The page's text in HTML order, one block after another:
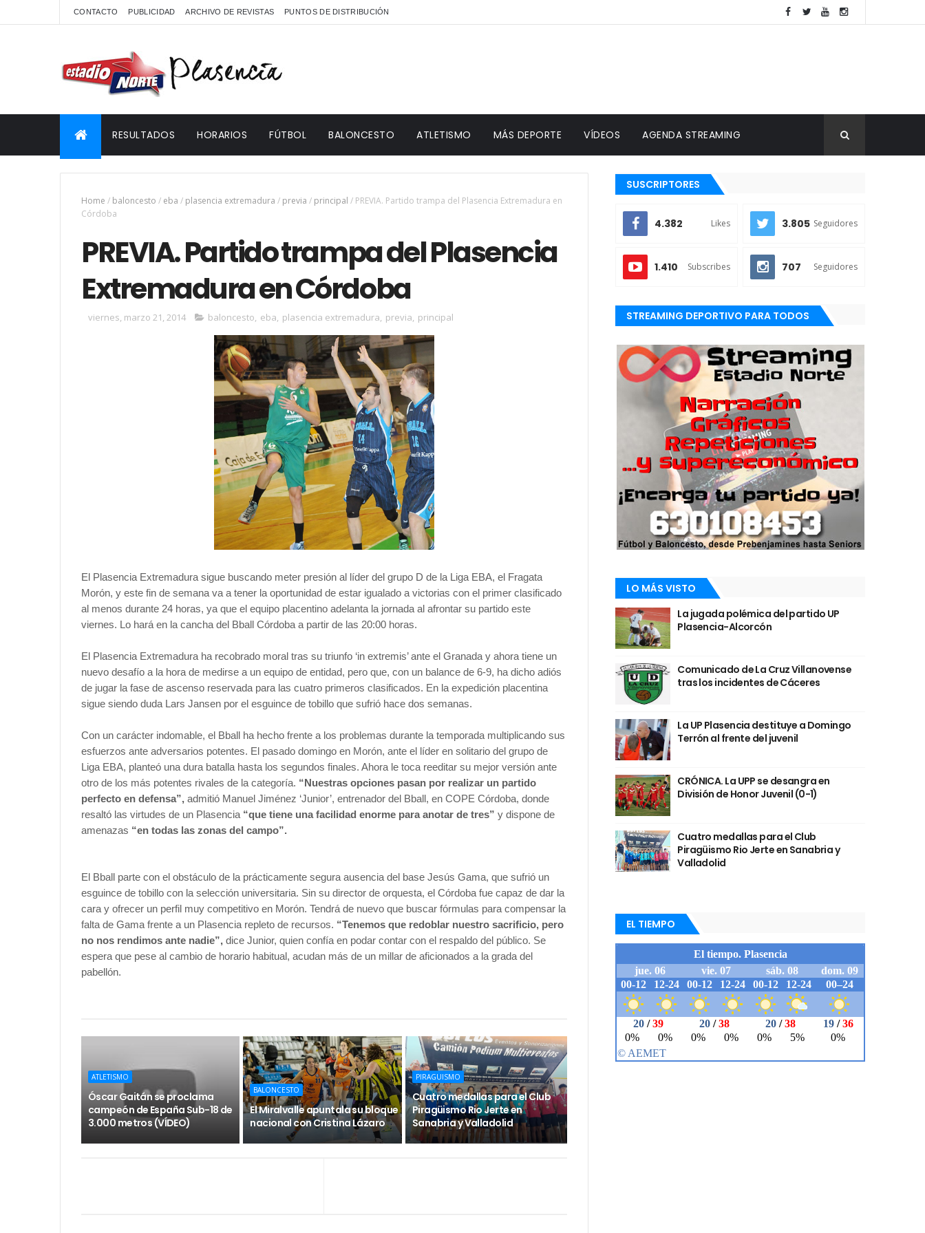
CONTACTO PUBLICIDAD ARCHIVO DE REVISTAS PUNTOS DE DISTRIBUCIÓN
RESULTADOS HORARIOS FÚTBOL BALONCESTO ATLETISMO MÁS DEPORTE VÍDEOS AGENDA STREAMING
Home / baloncesto / eba / plasencia extremadura / previa / principal / PREVIA. Partido trampa del Plasencia Extremadura en
Córdoba
PREVIA. Partido trampa del Plasencia
Extremadura en Córdoba
viernes, marzo 21, 2014 baloncesto, eba, plasencia extremadura, previa, principal
El Plasencia Extremadura sigue buscando meter presión al líder del grupo D de la Liga EBA, el Fragata
Morón, y este fin de semana va a tener la oportunidad de estar igualado a victorias con el primer clasificado
al menos durante 24 horas, ya que el equipo placentino adelanta la jornada al afrontar su partido este
viernes. Lo hará en la cancha del Bball Córdoba a partir de las 20:00 horas.
El Plasencia Extremadura ha recobrado moral tras su triunfo ‘in extremis’ ante el Granada y ahora tiene un
nuevo desafío a la hora de medirse a un equipo de entidad, pero que, con un balance de 6-9, ha dicho adiós
de jugar la fase de ascenso reservada para las cuatro primeros clasificados. En la expedición placentina
sigue siendo duda Lars Jansen por el esguince de tobillo que sufrió hace dos semanas.
Con un carácter indomable, el Bball ha hecho frente a los problemas durante la temporada multiplicando sus
esfuerzos ante adversarios potentes. El pasado domingo en Morón, ante el líder en solitario del grupo de
Liga EBA, planteó una dura batalla hasta los segundos finales. Ahora le toca reeditar su mejor versión ante
otro de los más potentes rivales de la categoría. “Nuestras opciones pasan por realizar un partido
perfecto en defensa”, admitió Manuel Jiménez ‘Junior’, entrenador del Bball, en COPE Córdoba, donde
resaltó las virtudes de un Plasencia “que tiene una facilidad enorme para anotar de tres” y dispone de
amenazas “en todas las zonas del campo”.
El Bball parte con el obstáculo de la prácticamente segura ausencia del base Jesús Gama, que sufrió un
esguince de tobillo con la selección universitaria. Sin su director de orquesta, el Córdoba fue capaz de dar la
cara y ofrecer un perfil muy competitivo en Morón. Tendrá de nuevo que buscar fórmulas para compensar la
falta de Gama frente a un Plasencia repleto de recursos. “Tenemos que redoblar nuestro sacrificio, pero
no nos rendimos ante nadie”, dice Junior, quien confía en podar contar con el respaldo del público. Se
espera que pese al cambio de horario habitual, acudan más de un millar de aficionados a la grada del
pabellón.
ATLETISMO
Óscar Gaitán se proclama
campeón de España Sub-18 de
3.000 metros (VÍDEO)
BALONCESTO
El Miralvalle apuntala su bloque
nacional con Cristina Lázaro
PIRAGUISMO
Cuatro medallas para el Club
Piragüismo Rio Jerte en
Sanabria y Valladolid
SUSCRIPTORES
4.382 Likes 3.805 Seguidores
1.410 Subscribes 707 Seguidores
STREAMING DEPORTIVO PARA TODOS
LO MÁS VISTO
La jugada polémica del partido UP
Plasencia-Alcorcón
Comunicado de La Cruz Villanovense
tras los incidentes de Cáceres
La UP Plasencia destituye a Domingo
Terrón al frente del juvenil
CRÓNICA. La UPP se desangra en
División de Honor Juvenil (0-1)
Cuatro medallas para el Club
Piragüismo Rio Jerte en Sanabria y
Valladolid
EL TIEMPO